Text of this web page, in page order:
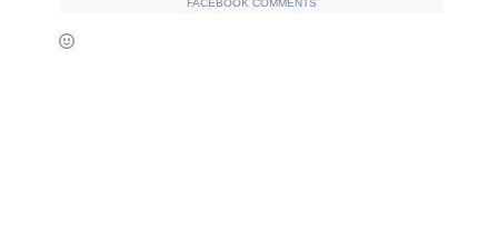
FACEBOOK COMMENTS